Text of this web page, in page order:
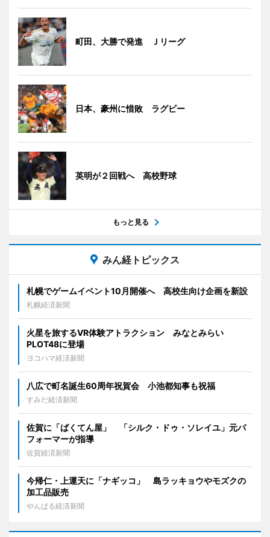
町田、大勝で発進 Ｊリーグ
日本、豪州に惜敗 ラグビー
英明が２回戦へ 高校野球
もっと見る
みん経トピックス
札幌でゲームイベント10月開催へ 高校生向け企画を新設
札幌経済新聞
火星を旅するVR体験アトラクション みなとみらい
PLOT48に登場
ヨコハマ経済新聞
八広で町名誕生60周年祝賀会 小池都知事も祝福
すみだ経済新聞
佐賀に「ばくてん屋」 「シルク・ドゥ・ソレイユ」元パ
フォーマーが指導
佐賀経済新聞
今帰仁・上運天に「ナギッコ」 島ラッキョウやモズクの
加工品販売
やんばる経済新聞